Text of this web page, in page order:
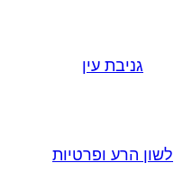
גניבת עין
לשון הרע ופרטיות